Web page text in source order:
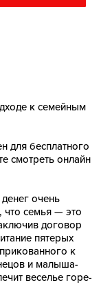
к семейным
для бесплатного
смотреть онлайн
очень
что семья — это
договор
пятерых
к
и малыша-
веселье горе-